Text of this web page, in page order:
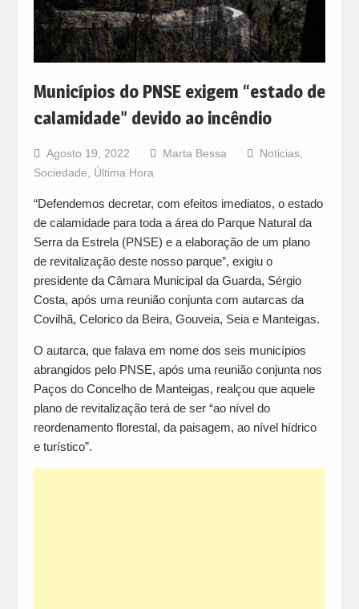
Municípios do PNSE exigem “estado de
calamidade” devido ao incêndio
Agosto 19, 2022 Marta Bessa Noticias,
Sociedade
Última Hora
“Defendemos decretar, com efeitos imediatos, o estado
de calamidade para toda a área do Parque Natural da
Serra da Estrela (PNSE) e a elaboração de um plano
de revitalização deste nosso parque”, exigiu o
presidente da Câmara Municipal da Guarda, Sérgio
Costa, após uma reunião conjunta com autarcas da
Covilhã, Celorico da Beira, Gouveia, Seia e Manteigas.
O autarca, que falava em nome dos seis municípios
abrangidos pelo PNSE, após uma reunião conjunta nos
Paços do Concelho de Manteigas, realçou que aquele
plano de revitalização terá de ser “ao nível do
reordenamento florestal, da paisagem, ao nível hídrico
e turístico”.